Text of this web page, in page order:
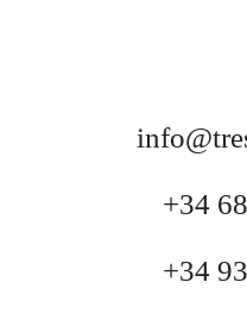
+34
+34